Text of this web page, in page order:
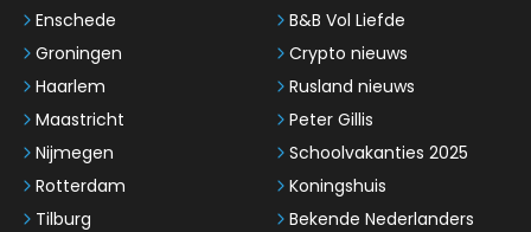
Enschede
Groningen
Haarlem
Maastricht
Nijmegen
Rotterdam
Tilburg
B&B Vol Liefde
Crypto nieuws
Rusland nieuws
Peter Gillis
Schoolvakanties 2025
Koningshuis
Bekende Nederlanders